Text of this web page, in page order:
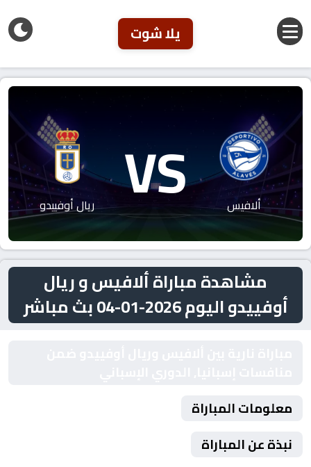
يلا شوت
ألافيس VS ريال أوفييدو
مشاهدة مباراة ألافيس و ريال
أوفييدو اليوم 2026-01-04 بث مباشر
معلومات المباراة
نبذة عن المباراة